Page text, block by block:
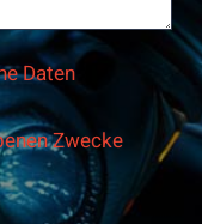
Daten
Zwecke